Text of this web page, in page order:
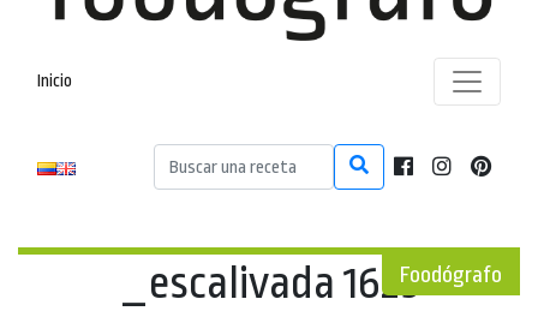
Inicio
Foodógrafo
_escalivada 1623